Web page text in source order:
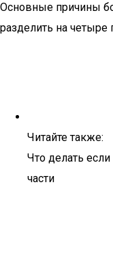
Основные причины
разделить на четыре
Читайте также:
Что делать
части